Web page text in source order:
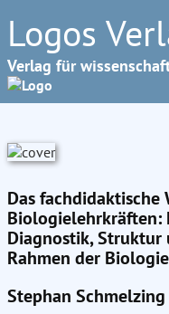
Logos
Verlag für
Das fachdidaktische
Biologielehrkräften:
Diagnostik,
Rahmen der
Stephan Schmelzing